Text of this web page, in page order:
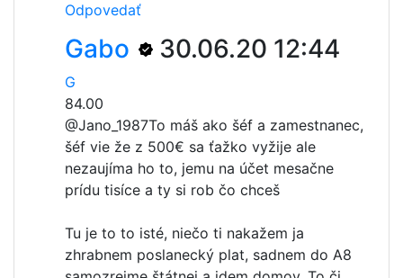
Odpovedať
Gabo 30.06.20 12:44
G
84.00
@Jano_1987To máš ako šéf a zamestnanec,
šéf vie že z 500€ sa ťažko vyžije ale
nezaujíma ho to, jemu na účet mesačne
prídu tisíce a ty si rob čo chceš
Tu je to to isté, niečo ti nakažem ja
zhrabnem poslanecký plat, sadnem do A8